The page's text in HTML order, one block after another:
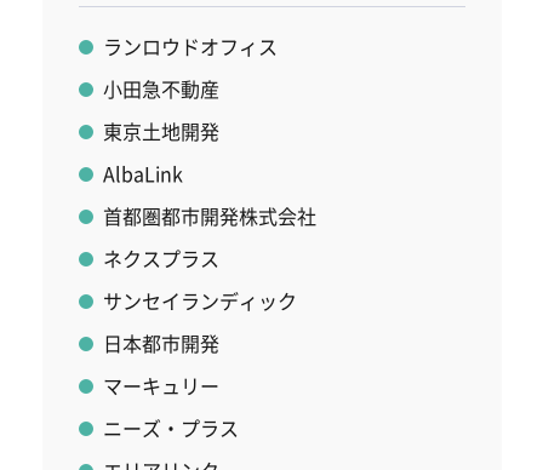
ランロウドオフィス
小田急不動産
東京土地開発
AlbaLink
首都圏都市開発株式会社
ネクスプラス
サンセイランディック
日本都市開発
マーキュリー
ニーズ・プラス